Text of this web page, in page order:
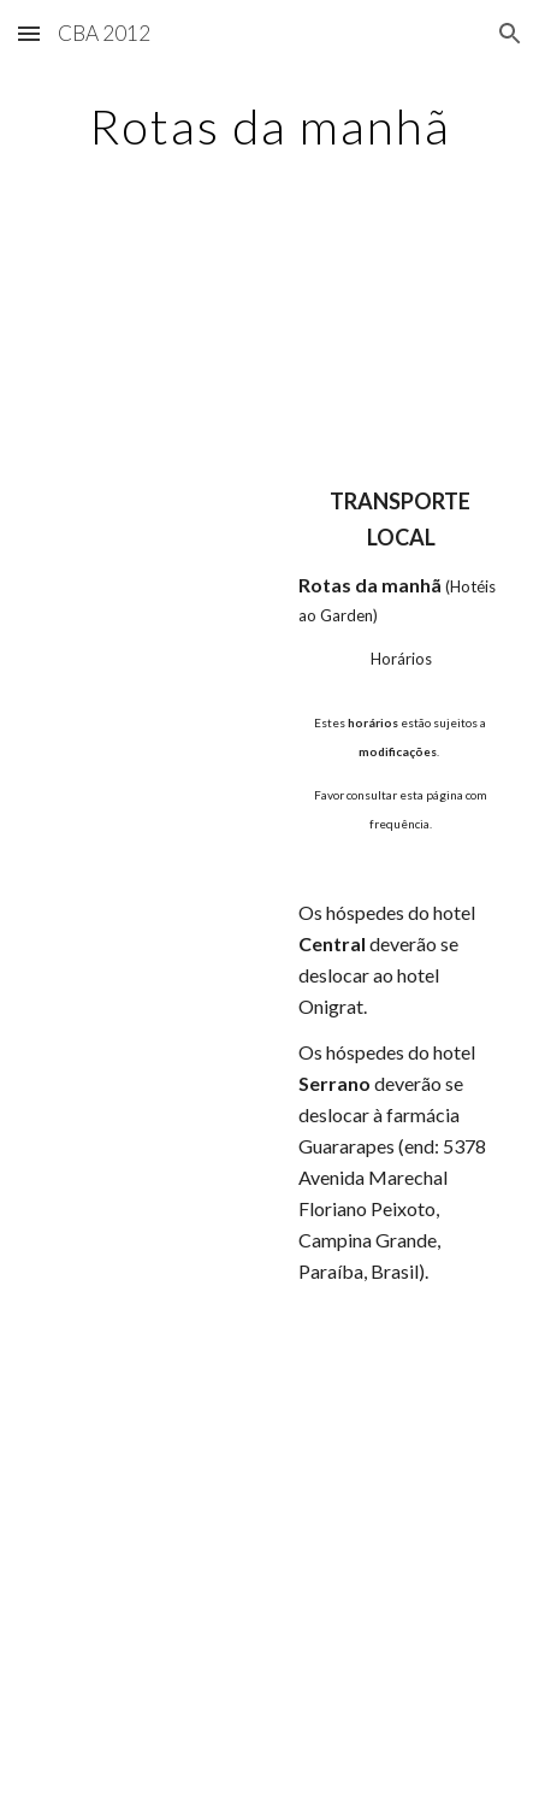
Skip to main content Skip to navigation
CBA 2012
Rotas da manhã
TRANSPORTE
LOCAL
Rotas da manhã (Hotéis
ao Garden)
Horários
Estes horários
modificações
Favor consultar esta página com
frequência.
Central deverão se
deslocar ao hotel
Onigrat.
Serrano deverão se
deslocar à farmácia
Guararapes (end: 5378
Avenida Marechal
Floriano Peixoto,
Campina Grande,
Paraíba, Brasil).